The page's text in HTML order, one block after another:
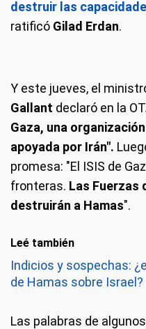
destruir las
ratificó Gilad Erdan.
Y este jueves, el
Gallant declaró en la
Gaza, una
apoyada por Irán".
promesa: "El ISIS de
fronteras. Las Fuerzas
destruirán a Hamas".
Leé también
Indicios y sospechas:
de Hamas sobre Israel?
Las palabras de